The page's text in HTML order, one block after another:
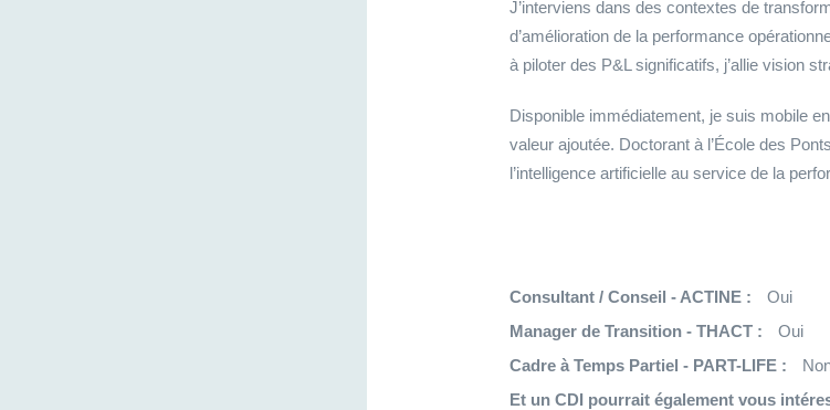
J’interviens dans des contextes de
d’amélioration de la performance
à piloter des P&L significatifs, j’allie vision
Disponible immédiatement, je suis mobile
valeur ajoutée. Doctorant à l’École des
l’intelligence artificielle au service de la
Consultant / Conseil - ACTINE :
Oui
Manager de Transition - THACT :
Oui
Cadre à Temps Partiel - PART-LIFE :
Et un CDI pourrait également vous